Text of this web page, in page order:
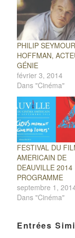
PHILIP SEYMOUR
HOFFMAN,
GÉNIE
février 3, 2014
Dans "Cinéma"
FESTIVAL DU
AMERICAIN DE
DEAUVILLE 2014
PROGRAMME
septembre 1,
Dans "Cinéma"
Entrées